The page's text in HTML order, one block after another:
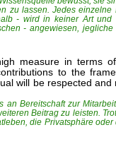
zu lassen. Jedes
- wird in keiner Art
- angewiesen,
measure in terms
to the
will be respected
Bereitschaft zur
Beitrag zu leisten.
die Privatsphäre